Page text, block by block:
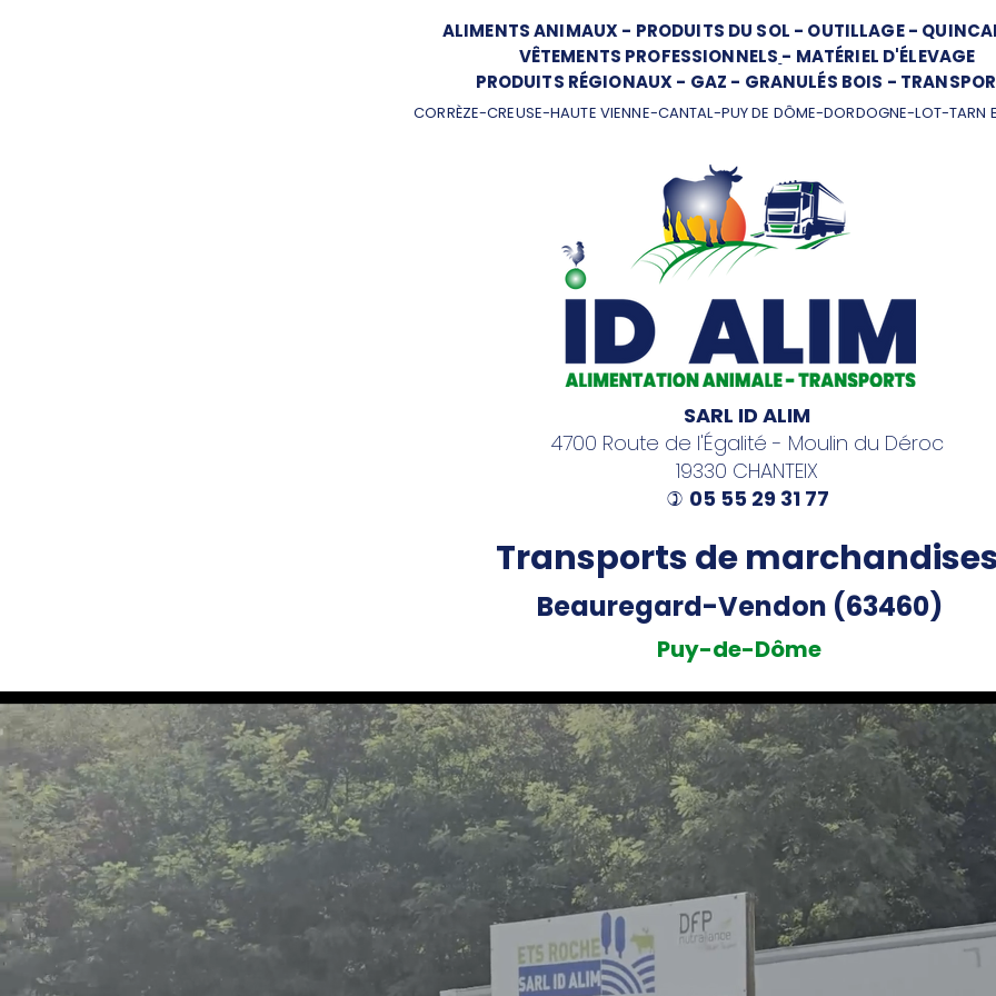
ALIMENTS ANIMAUX- PRODUITS DU SOL - OUTILLAGE-
VÊTEMENTS PROFESSIONNELS - MATÉRIEL D'ÉLEVAGE
PRODUITS RÉGIONAUX- GAZ - GRANULÉS BOIS -
CORRÈZE-CREUSE-HAUTE VIENNE-CANTAL-PUY DE DÔME-DORDOGNE-LOT-TARN
SARL ID ALIM
4700 Route de l'Égalité - Moulin du Déroc
19330 CHANTEIX
) 05 55 29 31 77
Transports de
Beauregard-Vendon (63460)
Puy-de-Dôme